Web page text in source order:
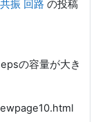
共振 回路 の投稿
の容量が大き